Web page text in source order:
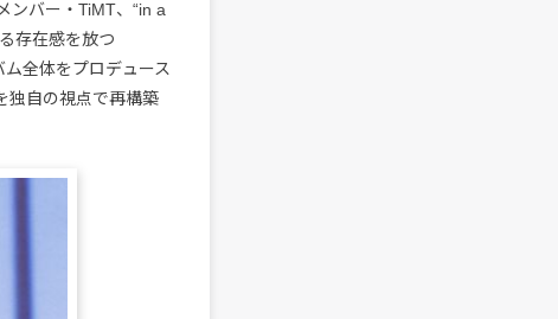
ンバー・TiMT、“in a
存在感を放つ
全体をプロデュース
独自の視点で再構築